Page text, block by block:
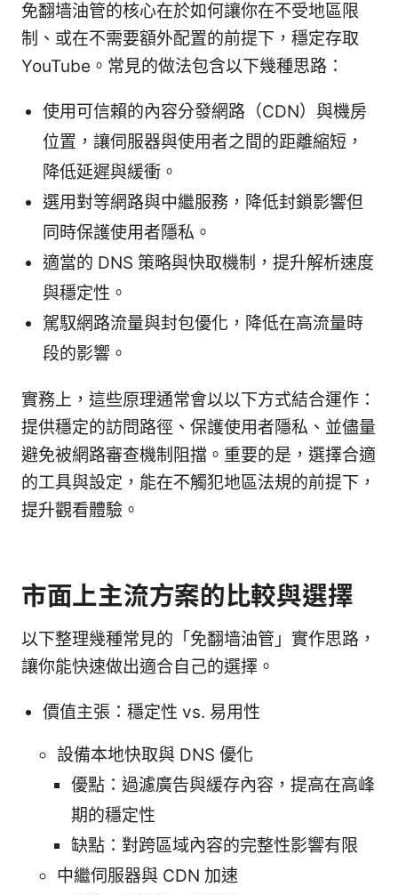
免翻墙油管的核心在於如何讓你在不受地區限
制、或在不需要額外配置的前提下，穩定存取
YouTube。常見的做法包含以下幾種思路：
使用可信賴的內容分發網路（CDN）與機房
位置，讓伺服器與使用者之間的距離縮短，
降低延遲與緩衝。
選用對等網路與中繼服務，降低封鎖影響但
同時保護使用者隱私。
適當的 DNS 策略與快取機制，提升解析速度
與穩定性。
駕馭網路流量與封包優化，降低在高流量時
段的影響。
實務上，這些原理通常會以以下方式結合運作：
提供穩定的訪問路徑、保護使用者隱私、並儘量
避免被網路審查機制阻擋。重要的是，選擇合適
的工具與設定，能在不觸犯地區法規的前提下，
提升觀看體驗。
市面上主流方案的比較與選擇
以下整理幾種常見的「免翻墙油管」實作思路，
讓你能快速做出適合自己的選擇。
價值主張：穩定性 vs. 易用性
設備本地快取與 DNS 優化
優點：過濾廣告與緩存內容，提高在高峰
期的穩定性
缺點：對跨區域內容的完整性影響有限
中繼伺服器與 CDN 加速